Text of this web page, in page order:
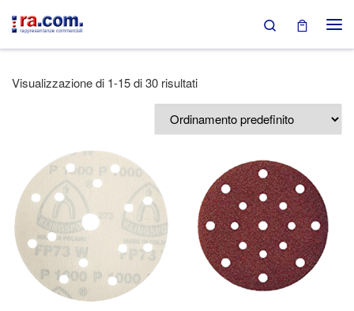
Passa al contenuto Search
Visualizzazione di 1-15 di 30 risultati